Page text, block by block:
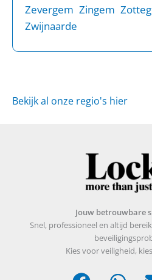
Zevergem Zingem
Zwijnaarde
Bekijk al onze regio's hier
Jouw betrouwbare
Snel, professioneel en altijd
Kies voor veiligheid,